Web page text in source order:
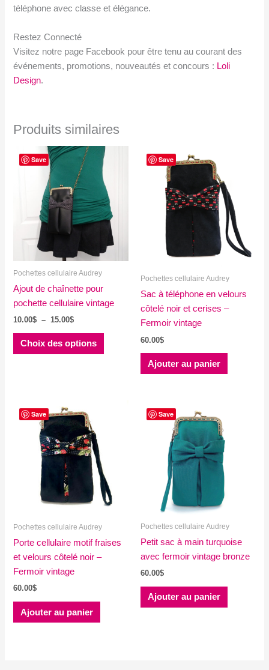
téléphone avec classe et élégance.
Restez Connecté
Visitez notre page Facebook pour être tenu au courant des
événements, promotions, nouveautés et concours : Loli
Design.
Produits similaires
Save
Pochettes cellulaire Audrey
Ajout de chaînette pour
pochette cellulaire vintage
10.00$ – 15.00$Plage
prix :
Choix des options
Ce
sur
la
page
produit
Save
Pochettes cellulaire Audrey
Sac à téléphone en velours
côtelé noir et cerises –
Fermoir vintage
60.00$
Ajouter au panier
Save
Pochettes cellulaire Audrey
Porte cellulaire motif fraises
et velours côtelé noir –
Fermoir vintage
60.00$
Ajouter au panier
Save
Pochettes cellulaire Audrey
Petit sac à main turquoise
avec fermoir vintage bronze
60.00$
Ajouter au panier